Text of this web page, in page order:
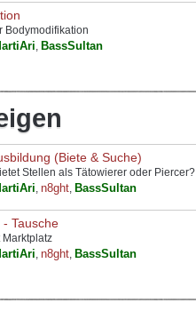
Bodymodifikation
, BassSultan
(Biete & Suche)
Stellen als Tätowierer oder Piercer?
, n8ght, BassSultan
- Tausche
Marktplatz
, n8ght, BassSultan